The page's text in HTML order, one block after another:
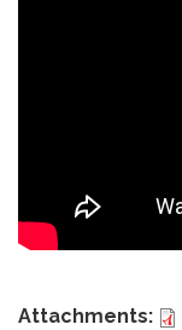
Attachments: